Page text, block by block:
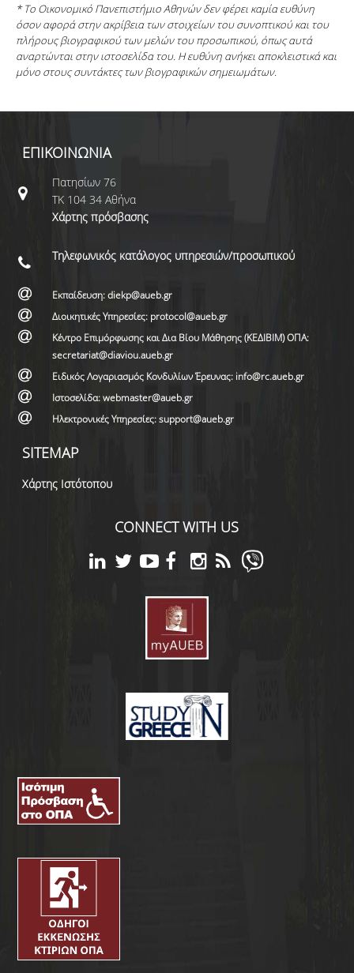
* Το Οικονομικό Πανεπιστήμιο Αθηνών δεν φέρει καμία ευθύνη
όσον αφορά στην ακρίβεια των στοιχείων του συνοπτικού και του
πλήρους βιογραφικού των μελών του προσωπικού, όπως αυτά
αναρτώνται στην ιστοσελίδα του. Η ευθύνη ανήκει αποκλειστικά και
μόνο στους συντάκτες των βιογραφικών σημειωμάτων.
ΕΠΙΚΟΙΝΩΝΙΑ
Πατησίων 76
ΤΚ 104 34 Αθήνα
Χάρτης πρόσβασης
Τηλεφωνικός κατάλογος υπηρεσιών/προσωπικού
Εκπαίδευση: diekp@aueb.gr
Διοικητικές Υπηρεσίες: protocol@aueb.gr
Κέντρο Επιμόρφωσης και Δια Βίου Μάθησης (ΚΕΔΙΒΙΜ) ΟΠΑ:
secretariat@diaviou.aueb.gr
Ειδικός Λογαριασμός Κονδυλίων Έρευνας: info@rc.aueb.gr
Ιστοσελίδα: webmaster@aueb.gr
Ηλεκτρονικές Υπηρεσίες: support@aueb.gr
SITEMAP
Χάρτης Ιστότοπου
CONNECT WITH US